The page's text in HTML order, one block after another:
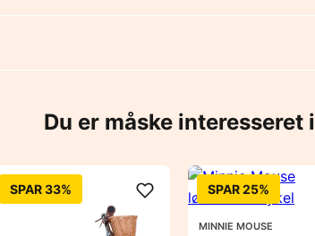
Du er måske interesseret i
SPAR 33% SPAR 25%
MINNIE MOUSE